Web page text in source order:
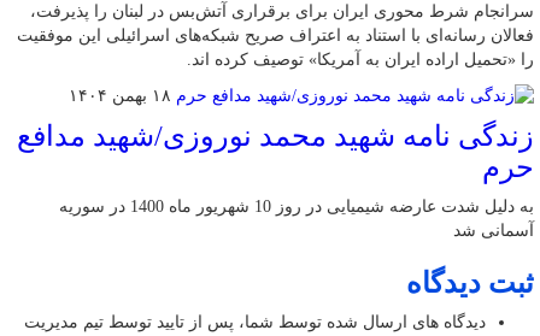
سرانجام شرط محوری ایران برای برقراری آتش‌بس در لبنان را پذیرفت،
فعالان رسانه‌ای با استناد به اعتراف صریح شبکه‌های اسرائیلی این موفقیت
را «تحمیل اراده ایران به آمریکا» توصیف کرده اند.
۱۸ بهمن ۱۴۰۴
زندگی نامه شهید محمد نوروزی/شهید مدافع
حرم
به دلیل شدت عارضه شیمیایی در روز 10 شهریور ماه 1400 در سوریه
آسمانی شد
ثبت دیدگاه
دیدگاه های ارسال شده توسط شما، پس از تایید توسط تیم مدیریت